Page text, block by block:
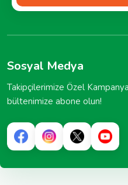
Sosyal Medya
Takipçilerimize Özel
bültenimize abone olun!